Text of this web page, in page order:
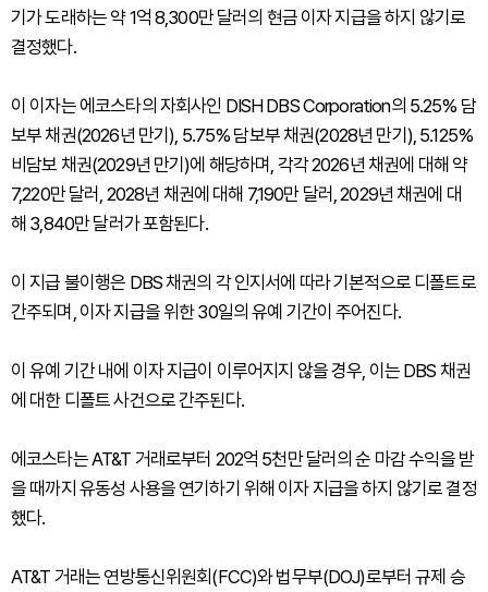
기가 도래하는 약 1억 8,300만 달러의 현금 이자 지급을 하지 않기로
결정했다.
이 이자는 에코스타의 자회사인 DISH DBS Corporation의 5.25% 담
보부 채권(2026년 만기), 5.75% 담보부 채권(2028년 만기), 5.125%
비담보 채권(2029년 만기)에 해당하며, 각각 2026년 채권에 대해 약
7,220만 달러, 2028년 채권에 대해 7,190만 달러, 2029년 채권에 대
해 3,840만 달러가 포함된다.
이 지급 불이행은 DBS 채권의 각 인지서에 따라 기본적으로 디폴트로
간주되며, 이자 지급을 위한 30일의 유예 기간이 주어진다.
이 유예 기간 내에 이자 지급이 이루어지지 않을 경우, 이는 DBS 채권
에 대한 디폴트 사건으로 간주된다.
에코스타는 AT&T 거래로부터 202억 5천만 달러의 순 마감 수익을 받
을 때까지 유동성 사용을 연기하기 위해 이자 지급을 하지 않기로 결정
했다.
AT&T 거래는 연방통신위원회(FCC)와 법무부(DOJ)로부터 규제 승